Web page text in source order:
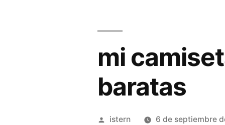
mi
baratas
Publicado
istern 6 de septiembre